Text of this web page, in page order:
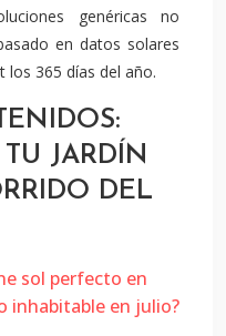
genéricas no
en datos solares
los 365 días del año.
JARDÍN
DEL
sol perfecto en
inhabitable en julio?